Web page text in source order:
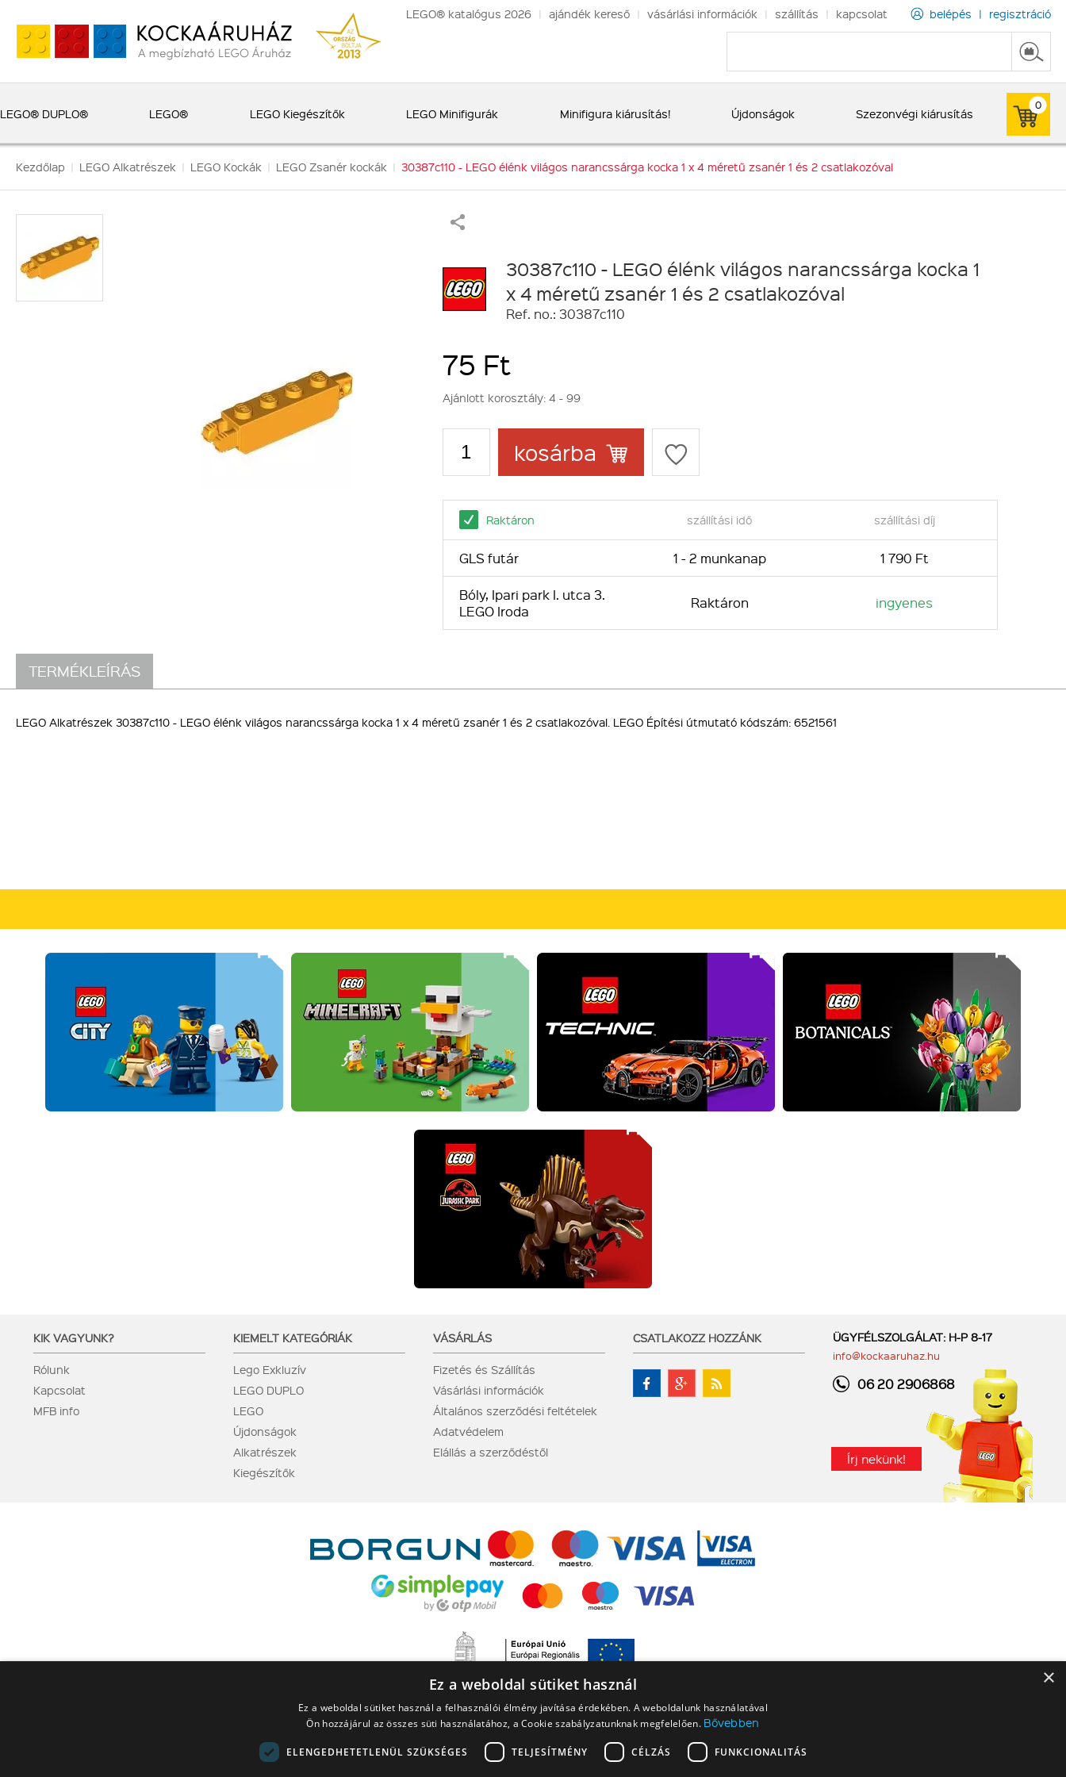
LEGO® katalógus 2026 | ajándék kereső | vásárlási információk | szállítás | kapcsolat belépés | regisztráció
LEGO® DUPLO® LEGO® LEGO Kiegészítők LEGO Minifigurák Minifigura kiárusítás! Újdonságok Szezonvégi kiárusítás
0
Kezdőlap | LEGO Alkatrészek | LEGO Kockák | LEGO Zsanér kockák | 30387c110 - LEGO élénk világos narancssárga kocka 1 x 4 méretű zsanér 1 és 2 csatlakozóval
30387c110 - LEGO élénk világos narancssárga kocka 1
x 4 méretű zsanér 1 és 2 csatlakozóval
Ref. no.: 30387c110
75 Ft
Ajánlott korosztály: 4 - 99
kosárba
Raktáron szállítási idő szállítási díj
GLS futár 1 - 2 munkanap 1 790 Ft
Bóly, Ipari park I. utca 3.
LEGO Iroda
Raktáron ingyenes
TERMÉKLEÍRÁS
LEGO Alkatrészek 30387c110 - LEGO élénk világos narancssárga kocka 1 x 4 méretű zsanér 1 és 2 csatlakozóval. LEGO Építési útmutató kódszám: 6521561
KIK VAGYUNK?
Rólunk
Kapcsolat
MFB info
KIEMELT KATEGÓRIÁK
Lego Exkluzív
LEGO DUPLO
LEGO
Újdonságok
Alkatrészek
Kiegészítők
VÁSÁRLÁS
Fizetés és Szállítás
Vásárlási információk
Általános szerződési feltételek
Adatvédelem
Elállás a szerződéstől
CSATLAKOZZ HOZZÁNK ÜGYFÉLSZOLGÁLAT: H-P 8-17
info@kockaaruhaz.hu
06 20 2906868
Írj nekünk!
×
Ez a weboldal sütiket használ
Ez a weboldal sütiket használ a felhasználói élmény javítása érdekében. A weboldalunk használatával
Ön hozzájárul az összes süti használatához, a Cookie szabályzatunknak megfelelően. Bővebben
ELENGEDHETETLENÜL SZÜKSÉGES TELJESÍTMÉNY CÉLZÁS FUNKCIONALITÁS